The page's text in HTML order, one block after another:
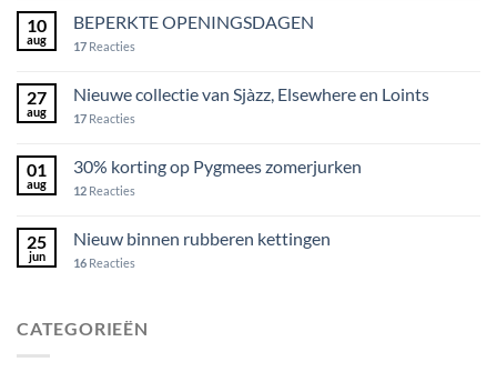
10
aug
BEPERKTE OPENINGSDAGEN
17 Reacties
27
aug
Nieuwe collectie van Sjàzz, Elsewhere en Loints
17 Reacties
01
aug
30% korting op Pygmees zomerjurken
12 Reacties
25
jun
Nieuw binnen rubberen kettingen
16 Reacties
CATEGORIEËN